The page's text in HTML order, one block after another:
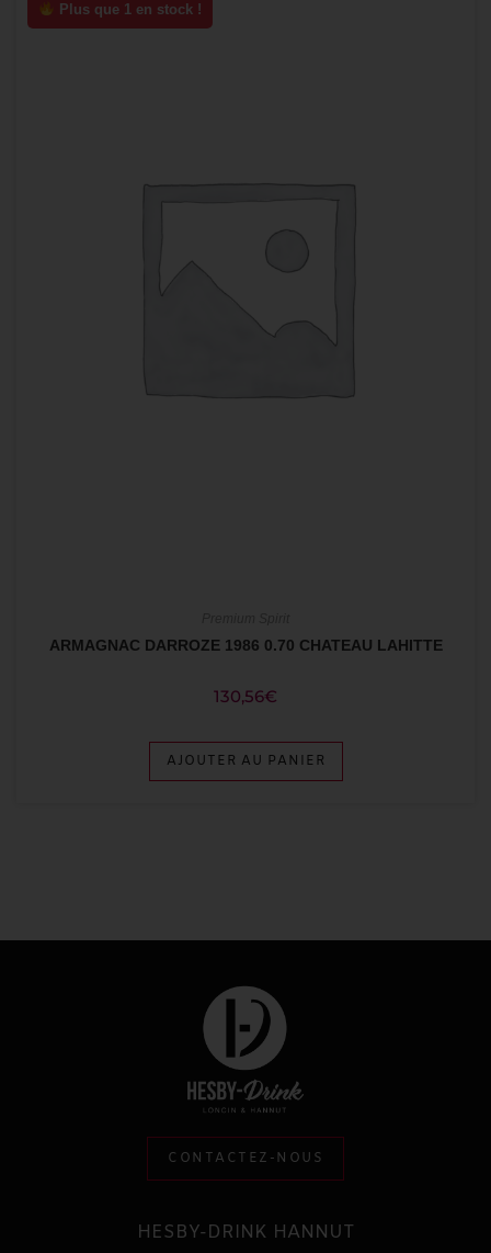
Plus que 1 en stock !
ARMAGNAC DARROZE 1986 0.70 CHATEAU LAHITTE
130,56€
AJOUTER AU PANIER
CONTACTEZ-NOUS
HESBY-DRINK HANNUT